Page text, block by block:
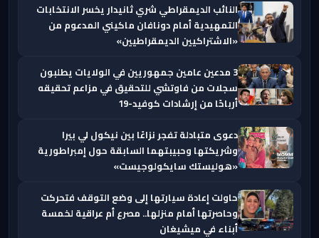
النائب الديمقراطي شري ثانيدار يخسر الانتخابات
التمهيدية أمام دونافان ماكيني المدعوم من
«الاشتراكيين الديمقراطيين»
3 مدعين عامين جمهوريين في الولايات يطلبون
سجلات من فاوتشي للتحقيق في مزاعم تحقيقه
أرباحًا من إرشادات كوفيد-19
دعوى متبادلة تفجر نزاعًا بين نيكول لي بيرا
وشريكتها وحبيبتهما السابقة حول إمبراطورية
«هوليستك سايكولوجيست»
حاولت إعادة سيارتها إلى وضع التوقف فتحركت
وحاصرتها أمام منزلها.. مصرع أم عراقية لخمسة
أبناء في ميشيغان